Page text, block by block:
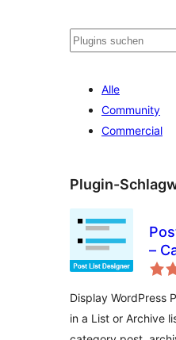
Suchen
Alle
Community
Commercial
Plugin-
–
Display WordPress
in a List or Archive